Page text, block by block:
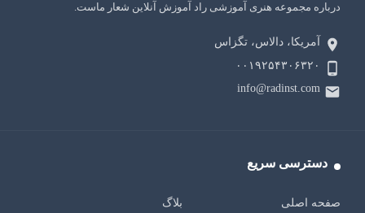
درباره مجموعه هنری آموزشی راد آموزش آنلاین شعار ماست.
آمریکا، دالاس، تگزاس
۰۰۱۹۲۵۴۳۰۶۳۲۰
info@radinst.com
دسترسی سریع
صفحه اصلی بلاگ